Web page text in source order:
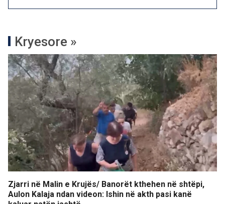
Kryesore »
Zjarri në Malin e Krujës/ Banorët kthehen në shtëpi,
Aulon Kalaja ndan videon: Ishin në akth pasi kanë